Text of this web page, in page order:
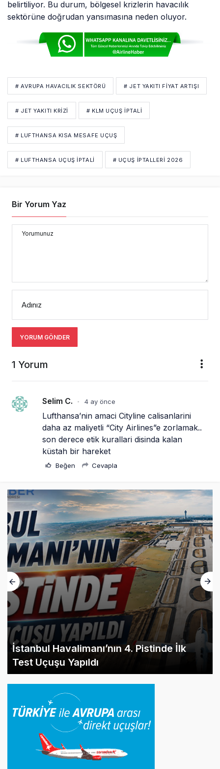
belirtiliyor. Bu durum, bölgesel krizlerin havacılık
sektörüne doğrudan yansımasına neden oluyor.
# AVRUPA HAVACILIK SEKTÖRÜ # JET YAKITI FIYAT ARTIŞI
# JET YAKITI KRIZI # KLM UÇUŞ IPTALI
# LUFTHANSA KISA MESAFE UÇUŞ
# LUFTHANSA UÇUŞ IPTALI # UÇUŞ IPTALLERI 2026
Bir Yorum Yaz
Yorumunuz
Adınız
YORUM GÖNDER
1 Yorum
Selim C. • 4 ay önce
Lufthansa’nin amaci Cityline calisanlarini
daha az maliyetli “City Airlines”e zorlamak..
son derece etik kurallari disinda kalan
küstah bir hareket
Beğen Cevapla
İstanbul Havalimanı’nın 4. Pistinde İlk
Test Uçuşu Yapıldı